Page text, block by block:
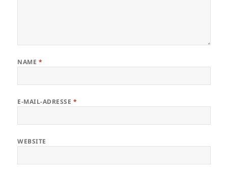
NAME *
E-MAIL-ADRESSE *
WEBSITE